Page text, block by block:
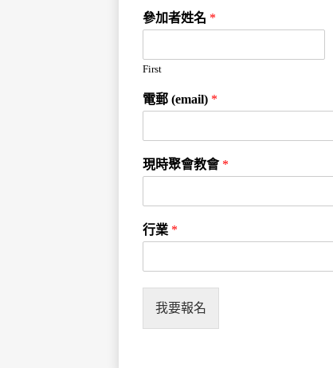
參加者姓名 *
First
電郵 (email) *
現時聚會教會 *
行業 *
我要報名